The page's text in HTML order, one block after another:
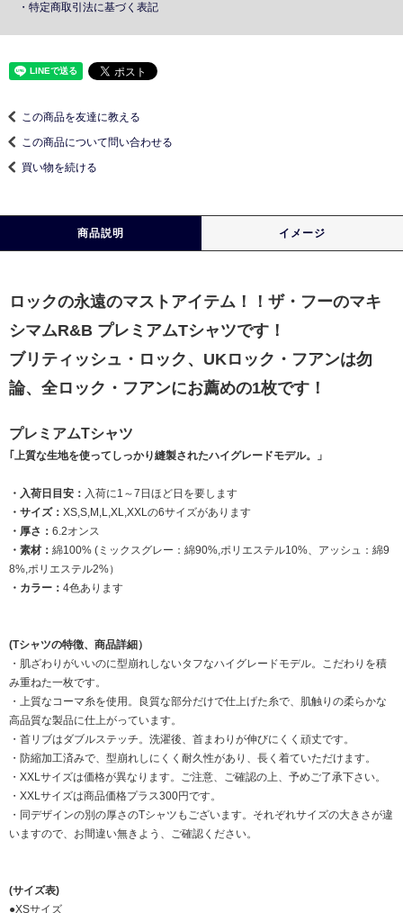
・特定商取引法に基づく表記
この商品を友達に教える
この商品について問い合わせる
買い物を続ける
商品説明 イメージ
ロックの永遠のマストアイテム！！ザ・フーのマキ
シマムR&B プレミアムTシャツです！
ブリティッシュ・ロック、UKロック・フアンは勿
論、全ロック・フアンにお薦めの1枚です！
プレミアムTシャツ
｢上質な生地を使ってしっかり縫製されたハイグレードモデル。」
・入荷日目安： 入荷に1～7日ほど日を要します
・サイズ： XS,S,M,L,XL,XXLの6サイズがあります
・厚さ： 6.2オンス
・素材： 綿100% (ミックスグレー：綿90%,ポリエステル10%、アッシュ：綿9
8%,ポリエステル2%）
・カラー： 4色あります
(Tシャツの特徴、商品詳細）
・肌ざわりがいいのに型崩れしないタフなハイグレードモデル。こだわりを積
み重ねた一枚です。
・上質なコーマ糸を使用。良質な部分だけで仕上げた糸で、肌触りの柔らかな
高品質な製品に仕上がっています。
・首リブはダブルステッチ。洗濯後、首まわりが伸びにくく頑丈です。
・防縮加工済みで、型崩れしにくく耐久性があり、長く着ていただけます。
・XXLサイズは価格が異なります。ご注意、ご確認の上、予めご了承下さい。
・XXLサイズは商品価格プラス300円です。
・同デザインの別の厚さのTシャツもございます。それぞれサイズの大きさが違
いますので、お間違い無きよう、ご確認ください。
(サイズ表)
●XSサイズ